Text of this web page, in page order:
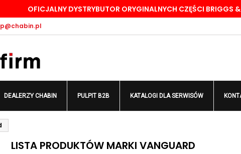
OFICJALNY DYSTRYBUTOR ORYGINALNYCH CZĘŚCI BRIGGS
DEALERZY CHABIN PULPIT B2B KATALOGI DLA SERWISÓW
LISTA PRODUKTÓW MARKI VANGUARD
Dodaj do listy życzeń
((modalTitle))
((confirmMessage))
Utwórz listę życzeń
Nazwa listy życzeń
Anuluj Utwórz
Zaloguj się
Musisz być zalogowany by zapisać produkty na swojej liście